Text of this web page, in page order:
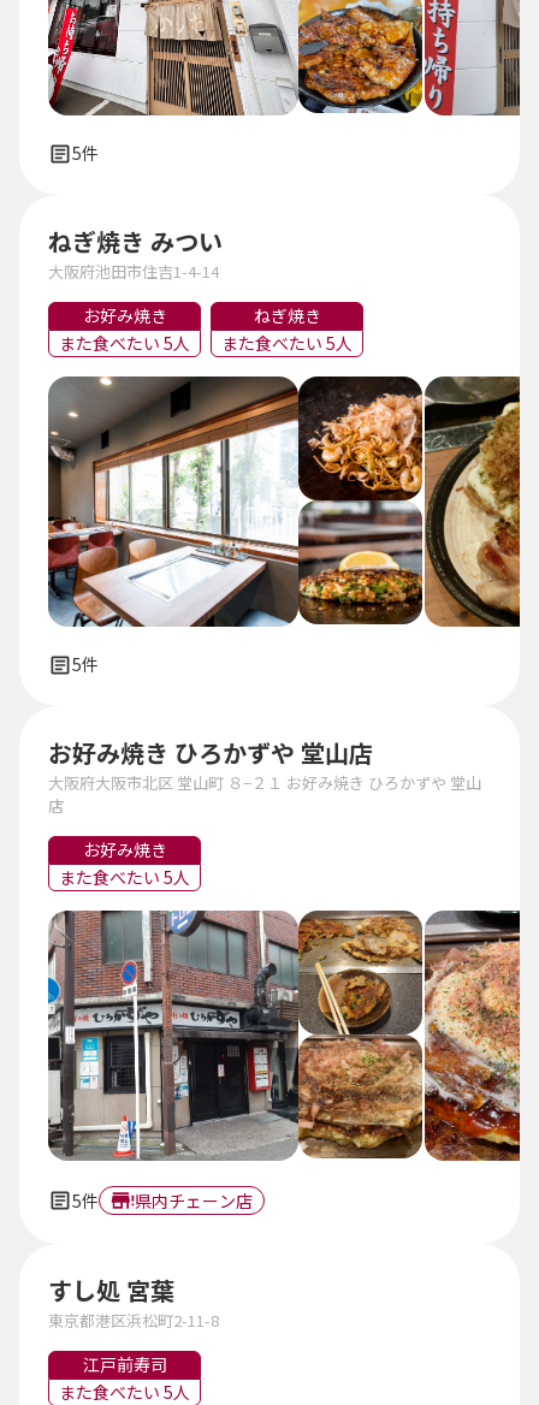
5件
ねぎ焼き みつい
大阪府池田市住吉1-4-14
お好み焼き
また食べたい 5人
ねぎ焼き
また食べたい 5人
5件
お好み焼き ひろかずや 堂山店
大阪府大阪市北区 堂山町 ８−２１ お好み焼き ひろかずや 堂山
店
お好み焼き
また食べたい 5人
5件 県内チェーン店
すし処 宮葉
東京都港区浜松町2-11-8
江戸前寿司
また食べたい 5人